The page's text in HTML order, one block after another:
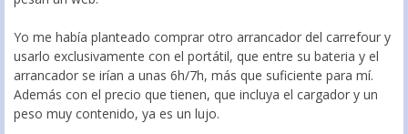
Yo me había planteado comprar otro arrancador del carrefour y
usarlo exclusivamente con el portátil, que entre su bateria y el
arrancador se irían a unas 6h/7h, más que suficiente para mí.
Además con el precio que tienen, que incluya el cargador y un
peso muy contenido, ya es un lujo.